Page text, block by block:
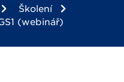
Školení
(webinář)